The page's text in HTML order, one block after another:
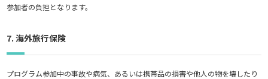
参加者の負担となります。
7. 海外旅行保険
プログラム参加中の事故や病気、あるいは携帯品の損害や他人の物を壊したり